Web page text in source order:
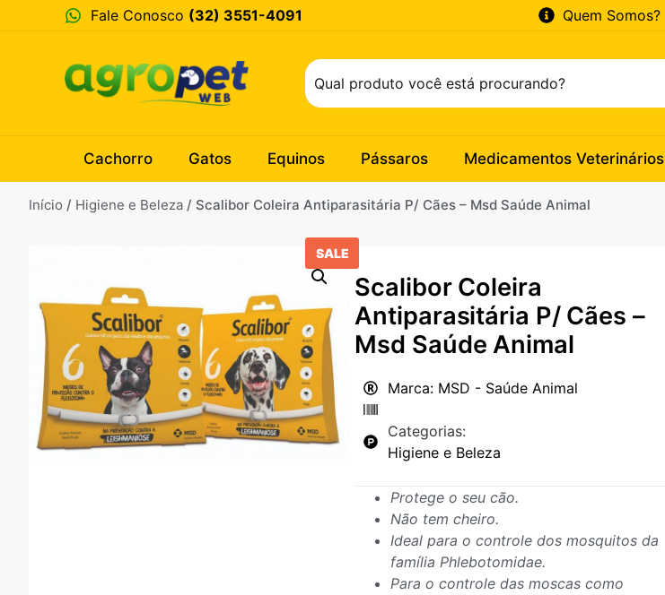
Fale Conosco (32) 3551-4091 Quem Somos?
Cachorro Gatos Equinos Pássaros Medicamentos Veterinários
Início / Higiene e Beleza / Scalibor Coleira Antiparasitária P/ Cães – Msd Saúde Animal
SALE
Scalibor Coleira
Antiparasitária P/ Cães –
Msd Saúde Animal
Marca: MSD - Saúde Animal
Categorias:
Higiene e Beleza
Protege o seu cão.
Não tem cheiro.
Ideal para o controle dos mosquitos da
família Phlebotomidae.
Para o controle das moscas como